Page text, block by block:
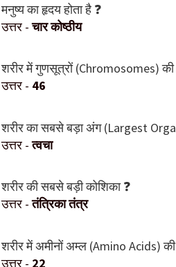
मनुष्य का हृदय होता है ❓
उत्तर -चार कोष्ठीय
शरीर में गुणसूत्रों (Chromosomes) की
उत्तर - 46
शरीर का सबसे बड़ा अंग (Largest
उत्तर -त्वचा
शरीर की सबसे बड़ी कोशिका ❓
उत्तर -तंत्रिका तंत्र
शरीर में अमीनों अम्ल (Amino Acids) की
उत्तर - 22